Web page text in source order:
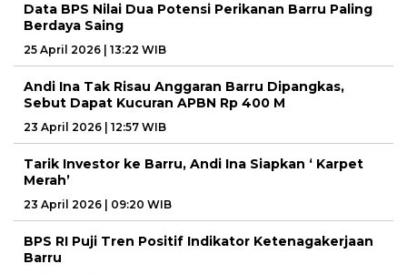
Data BPS Nilai Dua Potensi Perikanan Barru Paling
Berdaya Saing
25 April 2026 | 13:22 WIB
Andi Ina Tak Risau Anggaran Barru Dipangkas,
Sebut Dapat Kucuran APBN Rp 400 M
23 April 2026 | 12:57 WIB
Tarik Investor ke Barru, Andi Ina Siapkan ‘ Karpet
Merah’
23 April 2026 | 09:20 WIB
BPS RI Puji Tren Positif Indikator Ketenagakerjaan
Barru